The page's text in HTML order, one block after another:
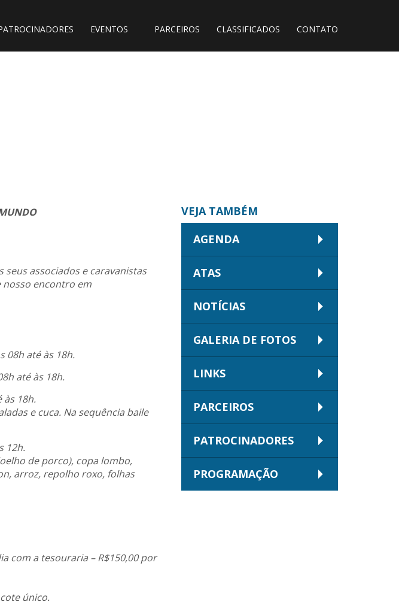
EVENTOS PARCEIROS CLASSIFICADOS CONTATO
associados e caravanistas
encontro em
08h até às 18h.
até às 18h.
às 18h.
e cuca. Na sequência baile
12h.
de porco), copa lombo,
arroz, repolho roxo, folhas
com a tesouraria – R$150,00 por
único.
VEJA TAMBÉM
AGENDA
ATAS
NOTÍCIAS
GALERIA DE FOTOS
LINKS
PARCEIROS
PATROCINADORES
PROGRAMAÇÃO